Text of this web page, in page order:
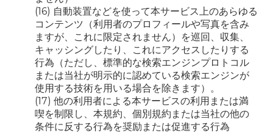
(16) 自動装置などを使って本サービス上のあらゆる
コンテンツ（利用者のプロフィールや写真を含み
ますが、これに限定されません）を巡回、収集、
キャッシングしたり、これにアクセスしたりする
行為（ただし、標準的な検索エンジンプロトコル
または当社が明示的に認めている検索エンジンが
使用する技術を用いる場合を除きます）。
(17) 他の利用者による本サービスの利用または満
喫を制限し、本規約、個別規約または当社の他の
条件に反する行為を奨励または促進する行為